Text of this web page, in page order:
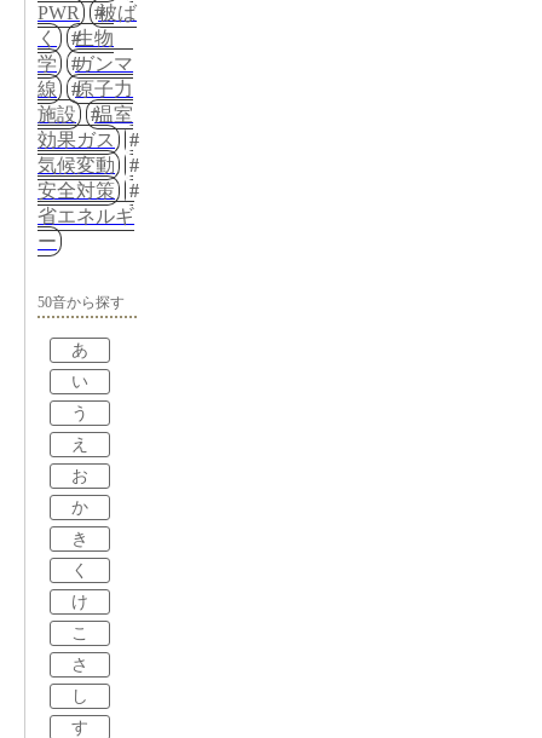
PWR
被ば
く
生物
学
ガンマ
線
原子力
施設
温室
効果ガス
気候変動
安全対策
省エネルギ
ー
50音から探す
あ
い
う
え
お
か
き
く
け
こ
さ
し
す